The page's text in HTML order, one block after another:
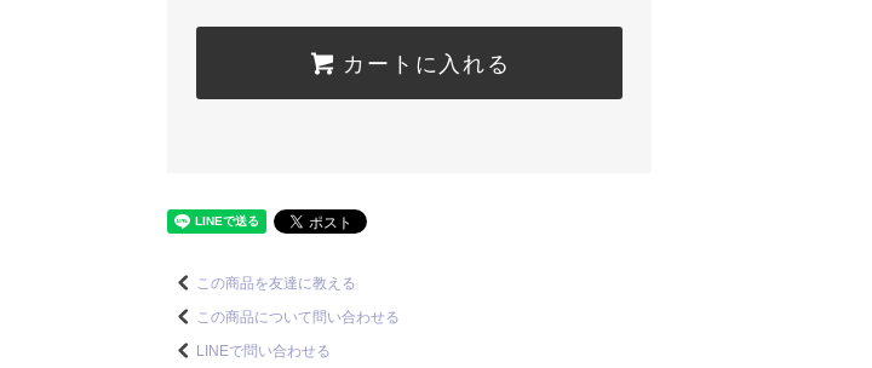
カートに入れる
この商品を友達に教える
この商品について問い合わせる
LINEで問い合わせる